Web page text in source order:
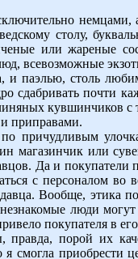
столу,
или жареные
и паэлью, столь
сдабривать
приправами.
причудливым
магазинчик или
Да и
с персоналом во
Вообще, этика
люди
покупателя в
порой их
смогла приобрести